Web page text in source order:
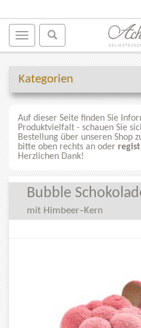
Kategorien
Auf dieser Seite finden Sie
Produktvielfalt - schauen Sie
Bestellung über unseren Shop
bitte oben rechts an oder
Herzlichen Dank!
Bubble
mit Himbeer–Kern